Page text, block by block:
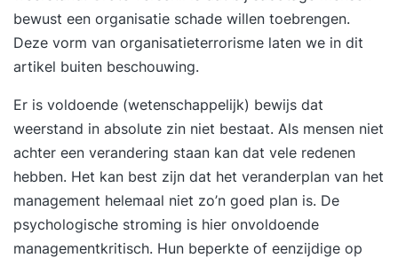
bewust een organisatie schade willen toebrengen.
Deze vorm van organisatieterrorisme laten we in dit
artikel buiten beschouwing.
Er is voldoende (wetenschappelijk) bewijs dat
weerstand in absolute zin niet bestaat. Als mensen niet
achter een verandering staan kan dat vele redenen
hebben. Het kan best zijn dat het veranderplan van het
management helemaal niet zo’n goed plan is. De
psychologische stroming is hier onvoldoende
managementkritisch. Hun beperkte of eenzijdige op